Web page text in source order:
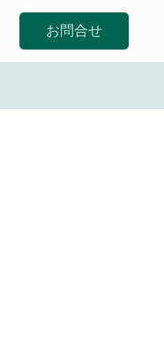
お問合せ
ン】